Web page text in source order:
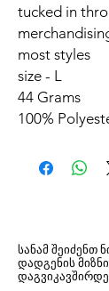
tucked in
most styles
size - L
44 Grams
100%
სანამ შეიძენთ
დადგენის